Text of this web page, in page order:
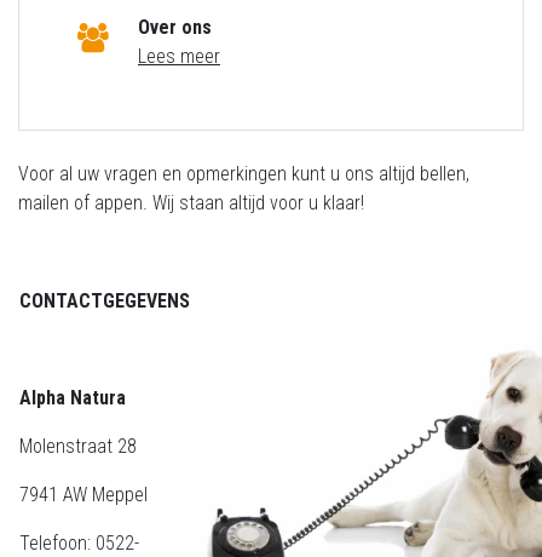
Over ons
Lees meer
Voor al uw vragen en opmerkingen kunt u ons altijd bellen,
mailen of appen. Wij staan altijd voor u klaar!
CONTACTGEGEVENS
Alpha Natura
Molenstraat 28
7941 AW Meppel
Telefoon: 0522-